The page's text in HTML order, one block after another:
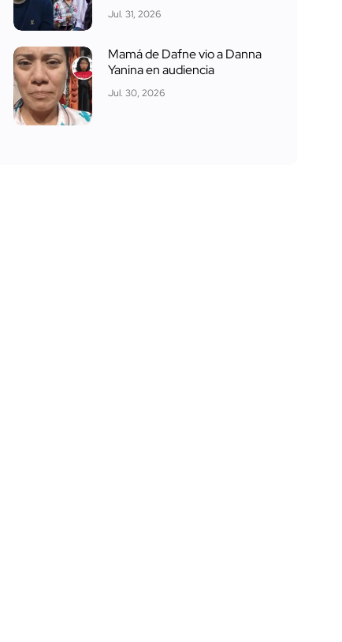
Jul. 31, 2026
Mamá de Dafne vio a Danna
Yanina en audiencia
Jul. 30, 2026